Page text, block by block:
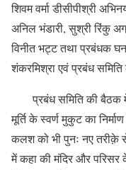
शिवम वर्मा डीसीपीश्री
अनिल भंडारी, सुश्री रिंकु
विनीत भट्ट तथा प्रबंधक
शंकरमिश्रा एवं प्रबंध
प्रबंध समिति की बैठक में
मूर्ति के स्वर्ण मुकुट का
कलश को भी पुनः नए तरीक़े
में कहा की मंदिर और परिसर